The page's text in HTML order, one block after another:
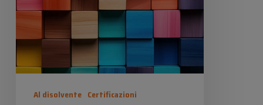
presso
Químicas
Iris
Al disolvente Certificazioni